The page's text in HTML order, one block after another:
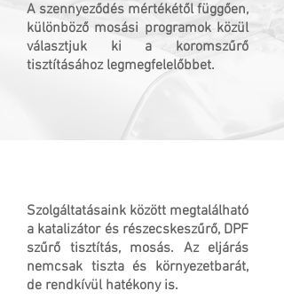
A szennyeződés mértékétől függően,
különböző mosási programok közül
választjuk ki a koromszűrő
tisztításához legmegfelelőbbet.
Szolgáltatásaink között megtalálható
a katalizátor és részecskeszűrő, DPF
szűrő tisztítás, mosás. Az eljárás
nemcsak tiszta és környezetbarát,
de rendkívül hatékony is.